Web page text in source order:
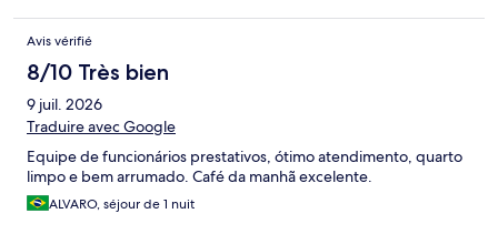
Avis vérifié
8/10 Très bien
9 juil. 2026
Traduire avec Google
Equipe de funcionários prestativos, ótimo atendimento, quarto
limpo e bem arrumado. Café da manhã excelente.
ALVARO, séjour de 1 nuit